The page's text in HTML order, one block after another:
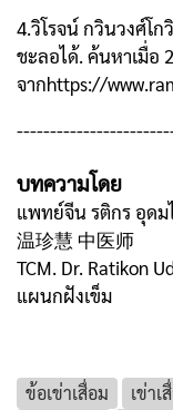
4.วิโรจน์ กวินวงศ์โก
ชะลอได้. ค้นหาเมื่อ
จากhttps://
บทความโดย
แพทย์จีน รติกร อุดม
温珍慧 中医师
TCM. Dr. Ratikon
แผนกฝังเข็ม
ข้อเข่าเสื่อม เข่าเ